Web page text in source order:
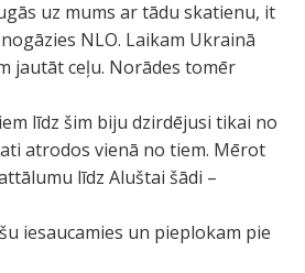
uz mums ar tādu skatienu, it
NLO. Laikam Ukrainā
jautāt ceļu. Norādes tomēr
līdz šim biju dzirdējusi tikai no
atrodos vienā no tiem. Mērot
līdz Aluštai šādi –
iesaucamies un pieplokam pie